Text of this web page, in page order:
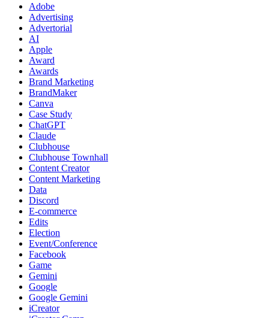
Adobe
Advertising
Advertorial
AI
Apple
Award
Awards
Brand Marketing
BrandMaker
Canva
Case Study
ChatGPT
Claude
Clubhouse
Clubhouse Townhall
Content Creator
Content Marketing
Data
Discord
E-commerce
Edits
Election
Event/Conference
Facebook
Game
Gemini
Google
Google Gemini
iCreator